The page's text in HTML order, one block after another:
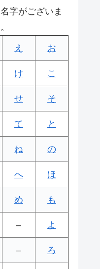
字がございま
え お
け こ
せ そ
て と
ね の
へ ほ
め も
– よ
– ろ